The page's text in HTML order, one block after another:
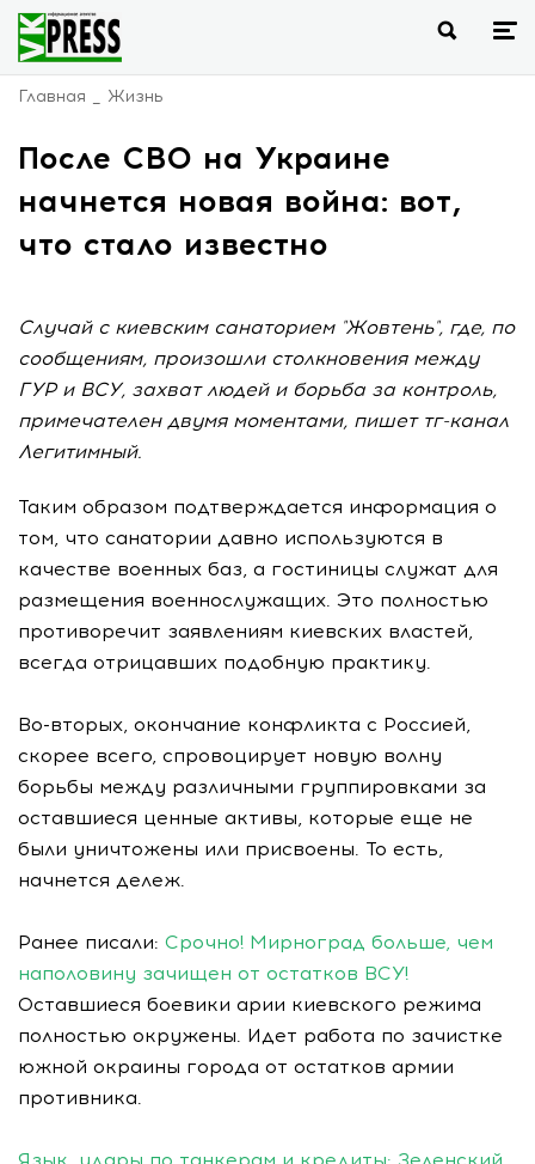
Главная Жизнь
После СВО на Украине
начнется новая война: вот,
что стало известно
Случай с киевским санаторием "Жовтень", где, по
сообщениям, произошли столкновения между
ГУР и ВСУ, захват людей и борьба за контроль,
примечателен двумя моментами, пишет тг-канал
Легитимный.
Таким образом подтверждается информация о
том, что санатории давно используются в
качестве военных баз, а гостиницы служат для
размещения военнослужащих. Это полностью
противоречит заявлениям киевских властей,
всегда отрицавших подобную практику.
Во-вторых, окончание конфликта с Россией,
скорее всего, спровоцирует новую волну
борьбы между различными группировками за
оставшиеся ценные активы, которые еще не
были уничтожены или присвоены. То есть,
начнется дележ.
Ранее писали: Срочно! Мирноград больше, чем
наполовину зачищен от остатков ВСУ!
Оставшиеся боевики арии киевского режима
полностью окружены. Идет работа по зачистке
южной окраины города от остатков армии
противника.